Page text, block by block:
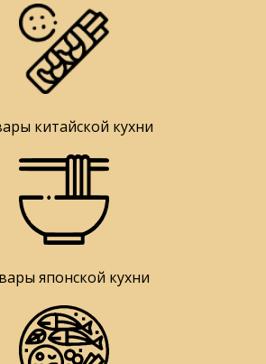
китайской кухни
японской кухни